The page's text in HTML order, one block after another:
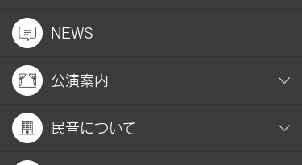
NEWS
公演案内
民音について